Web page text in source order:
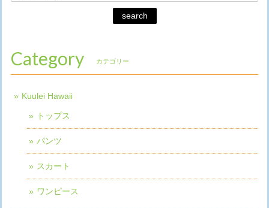
search
Category カテゴリー
Kuulei Hawaii
トップス
パンツ
スカート
ワンピース